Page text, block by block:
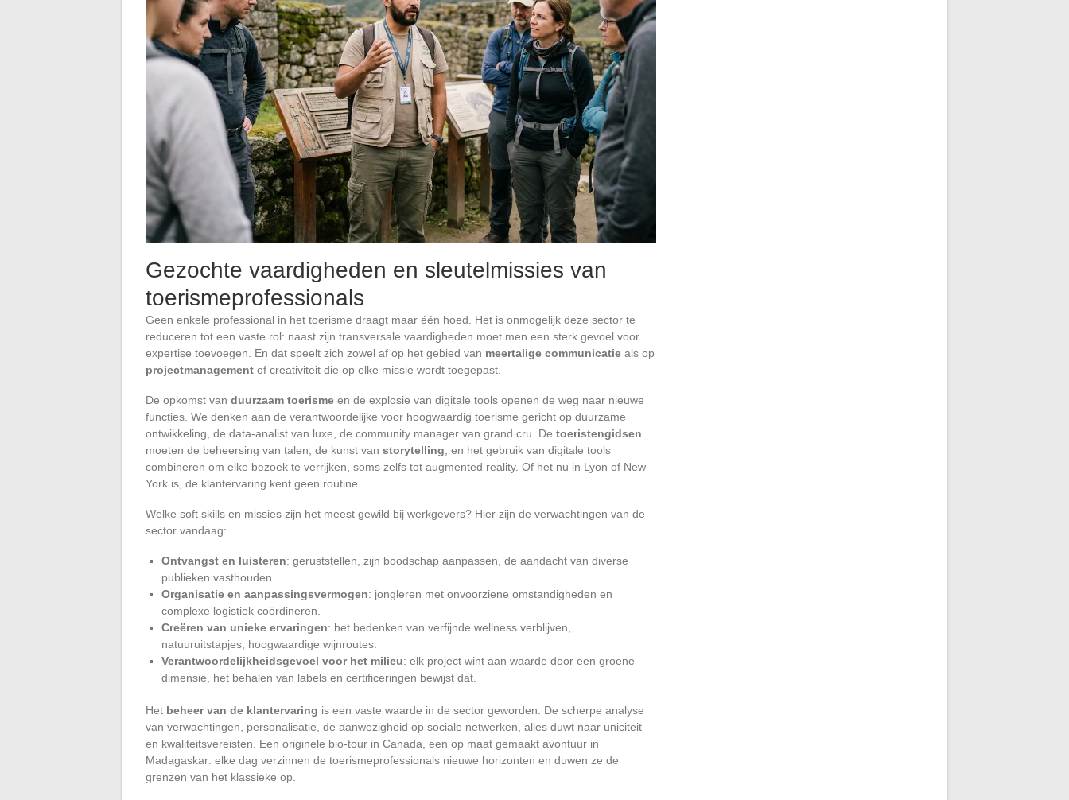
Gezochte vaardigheden en sleutelmissies van
toerismeprofessionals
Geen enkele professional in het toerisme draagt maar één hoed. Het is onmogelijk deze sector te
reduceren tot een vaste rol: naast zijn transversale vaardigheden moet men een sterk gevoel voor
expertise toevoegen. En dat speelt zich zowel af op het gebied van meertalige communicatie als op
projectmanagement of creativiteit die op elke missie wordt toegepast.
De opkomst van duurzaam toerisme en de explosie van digitale tools openen de weg naar nieuwe
functies. We denken aan de verantwoordelijke voor hoogwaardig toerisme gericht op duurzame
ontwikkeling, de data-analist van luxe, de community manager van grand cru. De toeristengidsen
moeten de beheersing van talen, de kunst van storytelling, en het gebruik van digitale tools
combineren om elke bezoek te verrijken, soms zelfs tot augmented reality. Of het nu in Lyon of New
York is, de klantervaring kent geen routine.
Welke soft skills en missies zijn het meest gewild bij werkgevers? Hier zijn de verwachtingen van de
sector vandaag:
Ontvangst en luisteren: geruststellen, zijn boodschap aanpassen, de aandacht van diverse
publieken vasthouden.
Organisatie en aanpassingsvermogen: jongleren met onvoorziene omstandigheden en
complexe logistiek coördineren.
Creëren van unieke ervaringen: het bedenken van verfijnde wellness verblijven,
natuuruitstapjes, hoogwaardige wijnroutes.
Verantwoordelijkheidsgevoel voor het milieu: elk project wint aan waarde door een groene
dimensie, het behalen van labels en certificeringen bewijst dat.
Het beheer van de klantervaring is een vaste waarde in de sector geworden. De scherpe analyse
van verwachtingen, personalisatie, de aanwezigheid op sociale netwerken, alles duwt naar uniciteit
en kwaliteitsvereisten. Een originele bio-tour in Canada, een op maat gemaakt avontuur in
Madagaskar: elke dag verzinnen de toerismeprofessionals nieuwe horizonten en duwen ze de
grenzen van het klassieke op.